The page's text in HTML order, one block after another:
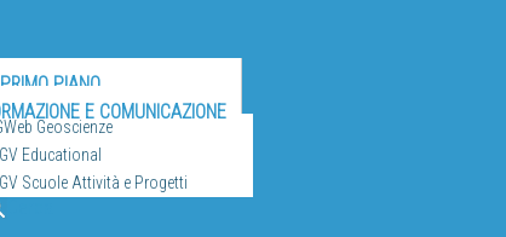
PIANO
E COMUNICAZIONE
Geoscienze
Educational
Scuole Attività e Progetti